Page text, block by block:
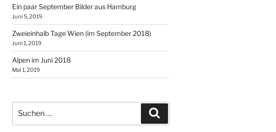
Ein paar September Bilder aus Hamburg
Juni 5, 2019
Zweieinhalb Tage Wien (im September 2018)
Juni 1, 2019
Alpen im Juni 2018
Mai 1, 2019
nach: